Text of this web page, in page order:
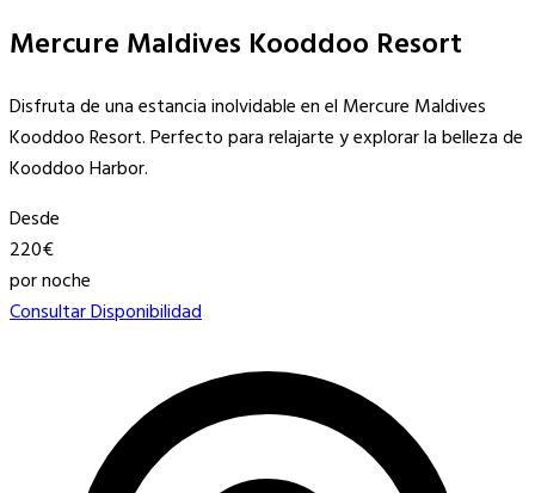
Mercure Maldives Kooddoo Resort
Disfruta de una estancia inolvidable en el Mercure Maldives
Kooddoo Resort. Perfecto para relajarte y explorar la belleza de
Kooddoo Harbor.
Desde
220€
por noche
Consultar Disponibilidad